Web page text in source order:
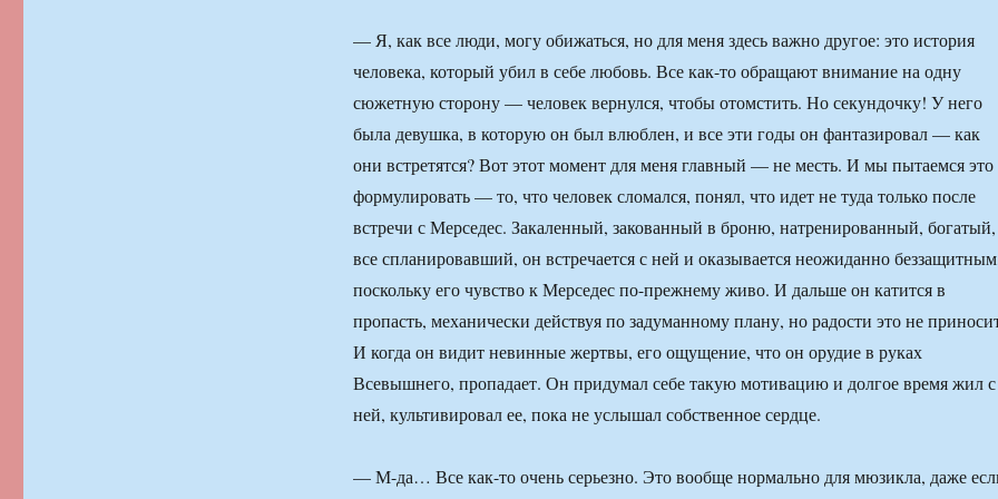
— Я, как все люди, могу обижаться, но для меня здесь важно другое: это история
человека, который убил в себе любовь. Все как-то обращают внимание на одну
сюжетную сторону — человек вернулся, чтобы отомстить. Но секундочку! У него
была девушка, в которую он был влюблен, и все эти годы он фантазировал — как
они встретятся? Вот этот момент для меня главный — не месть. И мы пытаемся это
формулировать — то, что человек сломался, понял, что идет не туда только после
встречи с Мерседес. Закаленный, закованный в броню, натренированный, богатый,
все спланировавший, он встречается с ней и оказывается неожиданно
поскольку его чувство к Мерседес по-прежнему живо. И дальше он катится в
пропасть, механически действуя по задуманному плану, но радости это не
И когда он видит невинные жертвы, его ощущение, что он орудие в руках
Всевышнего, пропадает. Он придумал себе такую мотивацию и долгое время жил с
ней, культивировал ее, пока не услышал собственное сердце.
— М-да… Все как-то очень серьезно. Это вообще нормально для мюзикла, даже